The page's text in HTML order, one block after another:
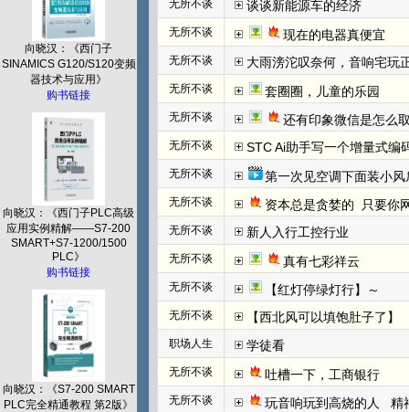
向晓汉：《西门子
SINAMICS G120/S120变频
器技术与应用》
购书链接
向晓汉：《西门子PLC高级
应用实例精解——S7-200
SMART+S7-1200/1500
PLC》
购书链接
向晓汉：《S7-200 SMART
PLC完全精通教程 第2版》
无所不谈 谈谈新能源车的经济
无所不谈 现在的电器真便宜
无所不谈 大雨滂沱叹奈何，音响宅玩
无所不谈 套圈圈，儿童的乐园
无所不谈 还有印象微信是怎么
无所不谈 STC Ai助手写一个增量式编
无所不谈 第一次见空调下面装小风
无所不谈 资本总是贪婪的  只要你
无所不谈 新人入行工控行业
无所不谈 真有七彩祥云
无所不谈 【红灯停绿灯行】～
无所不谈 【西北风可以填饱肚子了】
职场人生 学徒看
无所不谈 吐槽一下，工商银行
无所不谈 玩音响玩到高烧的人   精